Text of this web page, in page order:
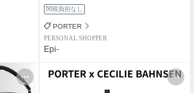
関税負担なし
PORTER
PERSONAL SHOPPER
Epi-